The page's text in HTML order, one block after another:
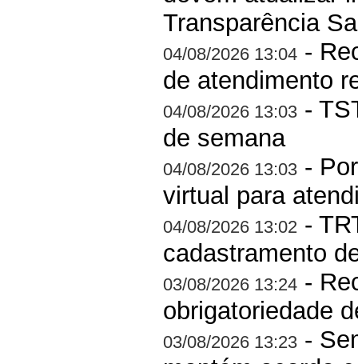
Transparência
04/08/2026 13:04 -
de atendimento
04/08/2026 13:03 -
de semana
04/08/2026 13:03 -
virtual para
04/08/2026 13:02 -
cadastramento
03/08/2026 13:24 -
obrigatoriedade
03/08/2026 13:23 -